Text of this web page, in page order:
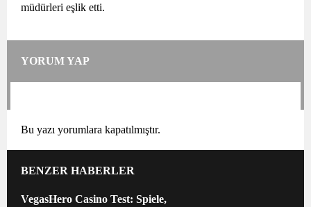
müdürleri eşlik etti.
YORUM YAP
Bu yazı yorumlara kapatılmıştır.
BENZER HABERLER
VegasHero Casino Test: Spiele,